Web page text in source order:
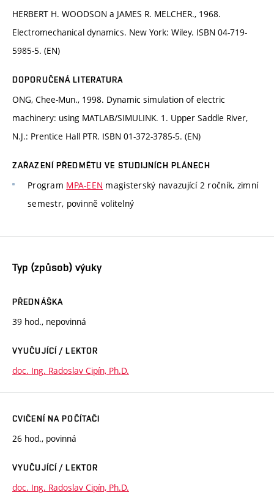
HERBERT H. WOODSON a JAMES R. MELCHER., 1968.
Electromechanical dynamics. New York: Wiley. ISBN 04-719-
5985-5. (EN)
DOPORUČENÁ LITERATURA
ONG, Chee-Mun., 1998. Dynamic simulation of electric
machinery: using MATLAB/SIMULINK. 1. Upper Saddle River,
N.J.: Prentice Hall PTR. ISBN 01-372-3785-5. (EN)
ZAŘAZENÍ PŘEDMĚTU VE STUDIJNÍCH PLÁNECH
Program MPA-EEN magisterský navazující 2 ročník, zimní
semestr, povinně volitelný
Typ (způsob) výuky
PŘEDNÁŠKA
39 hod., nepovinná
VYUČUJÍCÍ / LEKTOR
doc. Ing. Radoslav Cipín, Ph.D.
CVIČENÍ NA POČÍTAČI
26 hod., povinná
VYUČUJÍCÍ / LEKTOR
doc. Ing. Radoslav Cipín, Ph.D.